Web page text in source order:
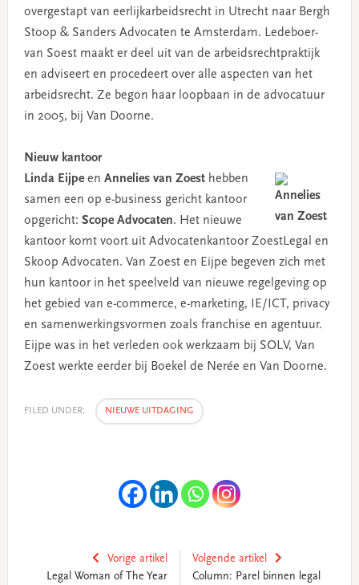
overgestapt van eerlijkarbeidsrecht in Utrecht naar Bergh
Stoop & Sanders Advocaten te Amsterdam. Ledeboer-
van Soest maakt er deel uit van de arbeidsrechtpraktijk
en adviseert en procedeert over alle aspecten van het
arbeidsrecht. Ze begon haar loopbaan in de advocatuur
in 2005, bij Van Doorne.
Nieuw kantoor
Linda Eijpeen Annelies van Zoesthebben
samen een op e-business gericht kantoor
opgericht: Scope Advocaten. Het nieuwe
kantoor komt voort uit Advocatenkantoor ZoestLegal en
Skoop Advocaten. Van Zoest en Eijpe begeven zich met
hun kantoor in het speelveld van nieuwe regelgeving op
het gebied van e-commerce, e-marketing, IE/ICT, privacy
en samenwerkingsvormen zoals franchise en agentuur.
Eijpe was in het verleden ook werkzaam bij SOLV, Van
Zoest werkte eerder bij Boekel de Nerée en Van Doorne.
FILED UNDER: NIEUWE UITDAGING
Vorige artikel
Legal Woman of The Year
Volgende artikel
Column: Parel binnen legal